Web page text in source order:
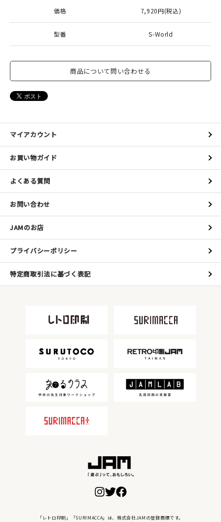
価格 7,920円(税込)
型番 S-World
商品について問い合わせる
マイアカウント
お買い物ガイド
よくある質問
お問い合わせ
JAMのお店
プライバシーポリシー
特定商取引法に基づく表記
「レトロ印刷」「SURIMACCA」は、株式会社JAMの登録商標です。